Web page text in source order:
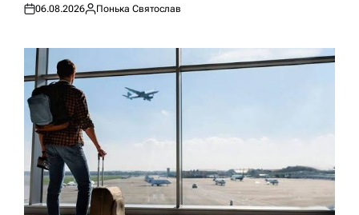
Оприлюднено
06.08.2026
Опубліковано
Понька Святослав